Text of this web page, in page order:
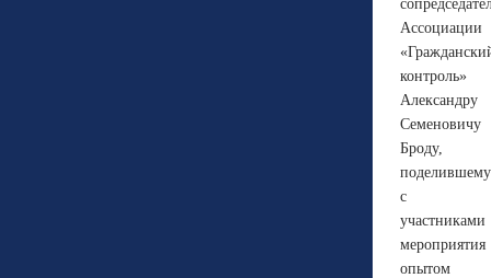
Ассоциации
контроль»
Александру
Семеновичу
Броду,
с
участниками
мероприятия
опытом